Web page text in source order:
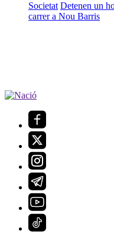
Societat Detenen un
carrer a Nou Barris